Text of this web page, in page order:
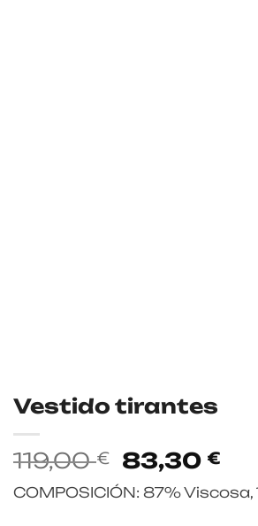
Vestido tirantes
119,00€
El
precio
original
83,30 €
COMPOSICIÓN: 87%